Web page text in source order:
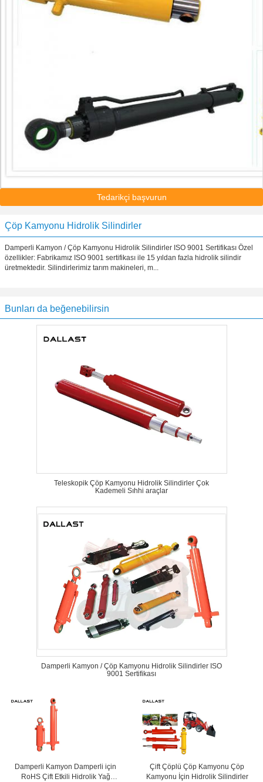
Tedarikçi başvurun
Çöp Kamyonu Hidrolik Silindirler
Damperli Kamyon / Çöp Kamyonu Hidrolik Silindirler ISO 9001 Sertifikası Özel
özellikler: Fabrikamız ISO 9001 sertifikası ile 15 yıldan fazla hidrolik silindir
üretmektedir. Silindirlerimiz tarım makineleri, m...
Bunları da beğenebilirsin
Teleskopik Çöp Kamyonu Hidrolik Silindirler Çok
Kademeli Sıhhi araçlar
Damperli Kamyon / Çöp Kamyonu Hidrolik Silindirler ISO
9001 Sertifikası
Damperli Kamyon Damperli için
RoHS Çift Etkili Hidrolik Yağ
Çift Çöplü Çöp Kamyonu Çöp
Kamyonu İçin Hidrolik Silindirler